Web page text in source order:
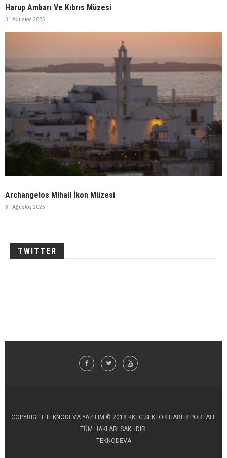
Harup Ambarı Ve Kıbrıs Müzesi
31 Ağustos 2025
Archangelos Mihail İkon Müzesi
31 Ağustos 2025
TWITTER
COPYRIGHT TEKNODEVA YAZILIM © 2018 KKTC SEKTÖR HABER PORTALI.
TÜM HAKLARI SAKLIDIR.
TEKNODEVA